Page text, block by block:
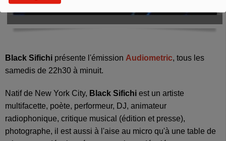
Black Sifichi présente l'émission Audiometric, tous les
samedis de 22h30 à minuit.
Natif de New York City, Black Sifichi est un artiste
multifacette, poète, performeur, DJ, animateur
radiophonique, critique musical (édition et presse),
photographe, il est aussi à l'aise au micro qu'à une table de